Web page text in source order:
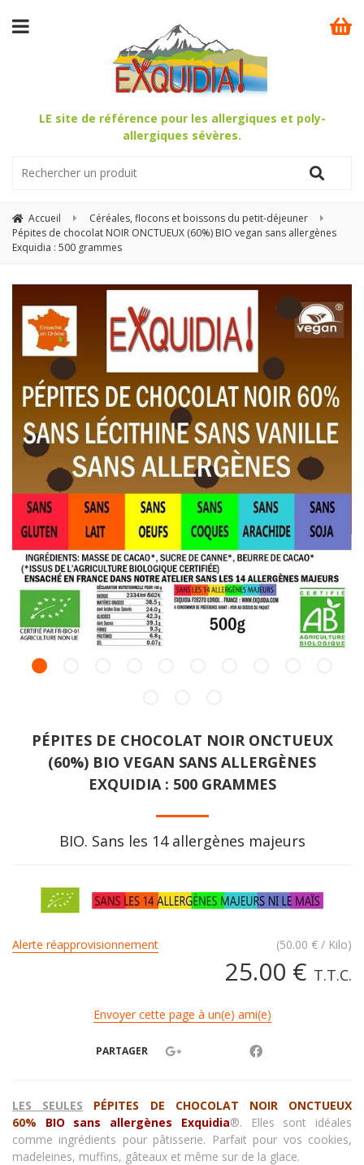
LE site de référence pour les allergiques et poly-
allergiques sévères.
Accueil
Céréales, flocons et boissons du petit-déjeuner
Pépites de chocolat NOIR ONCTUEUX (60%) BIO vegan sans allergènes
Exquidia : 500 grammes
PÉPITES DE CHOCOLAT NOIR ONCTUEUX
(60%) BIO VEGAN SANS ALLERGÈNES
EXQUIDIA : 500 GRAMMES
BIO. Sans les 14 allergènes majeurs
(50.00 € / Kilo)
25.00 € T.T.C.
Alerte réapprovisionnement
Envoyer cette page à un(e) ami(e)
PARTAGER
LES SEULES
PÉPITES DE CHOCOLAT NOIR ONCTUEUX
60% BIO sans allergènes Exquidia®. Elles sont idéales
comme ingrédients pour pâtisserie. Parfait pour vos cookies,
madeleines, muffins, gâteaux et même sur de la glace.